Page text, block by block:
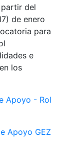
del
de enero
para
e
los
Apoyo - Rol
Apoyo GEZ